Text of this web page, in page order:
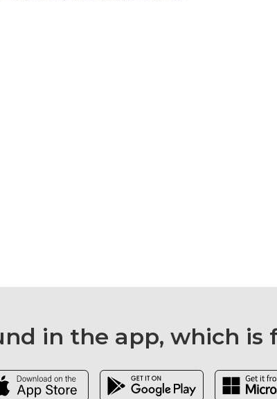
in the app, which is